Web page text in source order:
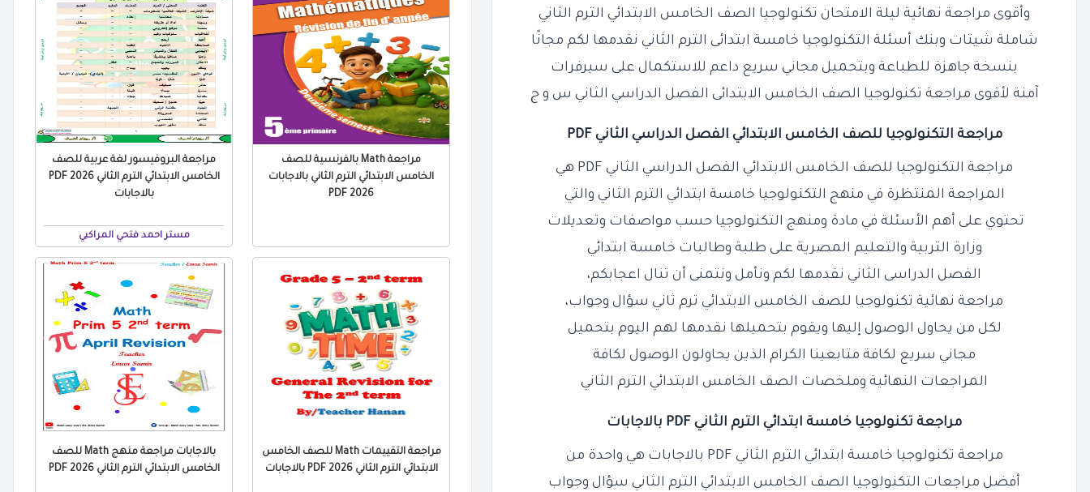
وأقوى مراجعة نهائية ليلة الامتحان تكنولوجيا الصف الخامس الابتدائي الترم الثاني
شاملة شيتات وبنك أسئلة التكنولوجيا خامسة ابتدائى الترم الثاني نقدمها لكم مجانًا
بنسخة جاهزة للطباعة وبتحميل مجاني سريع داعم للاستكمال على سيرفرات
آمنة لأقوى مراجعة تكنولوجيا الصف الخامس الابتدائى الفصل الدراسي الثاني س و ج
مراجعة التكنولوجيا للصف الخامس الابتدائي الفصل الدراسي الثاني PDF
مراجعة التكنولوجيا للصف الخامس الابتدائي الفصل الدراسي الثاني PDF هي
المراجعة المنتظرة في منهج التكنولوجيا خامسة ابتدائي الترم الثاني والتي
تحتوي على أهم الأسئلة في مادة ومنهج التكنولوجيا حسب مواصفات وتعديلات
وزارة التربية والتعليم المصرية على طلبة وطالبات خامسة ابتدائي
الفصل الدراسى الثاني نقدمها لكم ونأمل ونتمنى أن تنال اعجابكم،
مراجعة نهائية تكنولوجيا للصف الخامس الابتدائي ترم ثاني سؤال وجواب،
لكل من يحاول الوصول إليها ويقوم بتحميلها نقدمها لهم اليوم بتحميل
مجاني سريع لكافة متابعينا الكرام الذين يحاولون الوصول لكافة
المراجعات النهائية وملخصات الصف الخامس الابتدائي الترم الثاني
مراجعة تكنولوجيا خامسة ابتدائي الترم الثاني PDF بالاجابات
مراجعة تكنولوجيا خامسة ابتدائي الترم الثاني PDF بالاجابات هي واحدة من
أفضل مراجعات التكنولوجيا الصف الخامس الابتدائي الترم الثاني سؤال وجواب
مراجعة Math بالفرنسية للصف
الخامس الابتدائي الترم الثاني بالاجابات
2026 PDF
مراجعة البروفيسور لغة عربية للصف
الخامس الابتدائي الترم الثاني 2026 PDF
بالاجابات
مستر احمد فتحي المراكبي
مراجعة التقييمات Math للصف الخامس
الابتدائي الترم الثاني 2026 PDF بالاجابات
بالاجابات مراجعة منهج Math للصف
الخامس الابتدائي الترم الثاني 2026 PDF